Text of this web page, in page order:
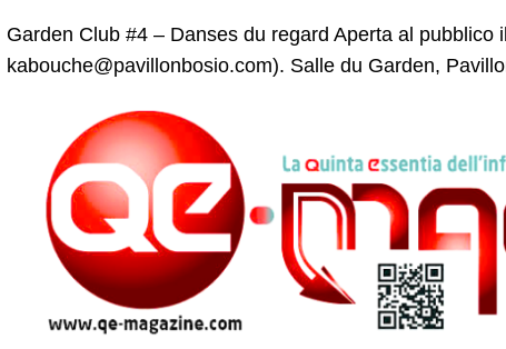
Garden Club #4 – Danses du regard Aperta al
kabouche@pavillonbosio.com). Salle du Garden,